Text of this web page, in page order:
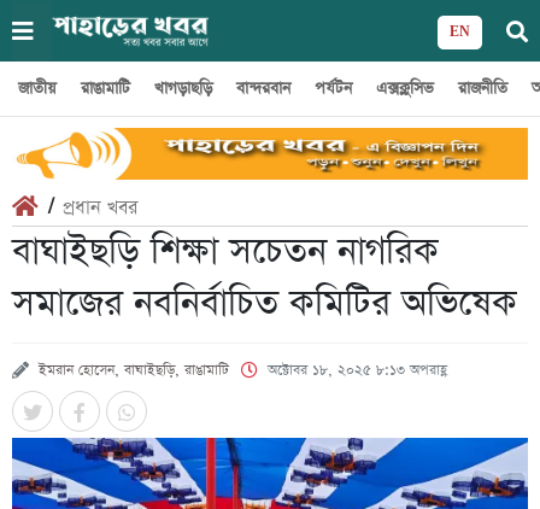
EN
জাতীয় রাঙামাটি খাগড়াছড়ি বান্দরবান পর্যটন এক্সক্লুসিভ রাজনীতি
/ প্রধান খবর
বাঘাইছড়ি শিক্ষা সচেতন নাগরিক
সমাজের নবনির্বাচিত কমিটির অভিষেক
ইমরান হোসেন, বাঘাইছড়ি, রাঙামাটি অক্টোবর ১৮, ২০২৫ ৮:১৩ অপরাহ্ণ